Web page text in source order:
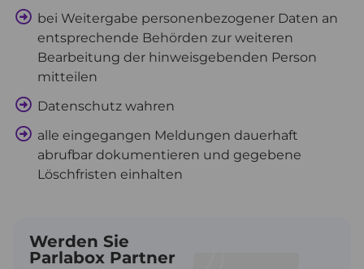
bei Weitergabe personenbezogener Daten an
entsprechende Behörden zur weiteren
Bearbeitung der hinweisgebenden Person
mitteilen
Datenschutz wahren
alle eingegangen Meldungen dauerhaft
abrufbar dokumentieren und gegebene
Löschfristen einhalten
Werden Sie
Parlabox Partner